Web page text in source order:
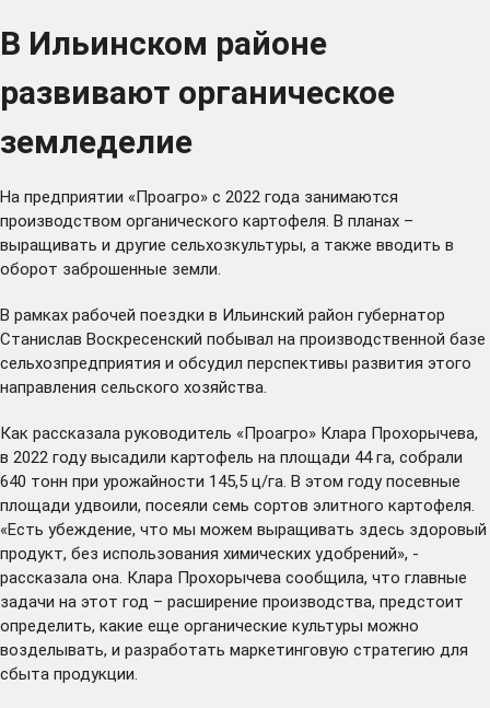
В Ильинском районе
развивают органическое
земледелие
На предприятии «Проагро» с 2022 года занимаются
производством органического картофеля. В планах –
выращивать и другие сельхозкультуры, а также вводить в
оборот заброшенные земли.
В рамках рабочей поездки в Ильинский район губернатор
Станислав Воскресенский побывал на производственной базе
сельхозпредприятия и обсудил перспективы развития этого
направления сельского хозяйства.
Как рассказала руководитель «Проагро» Клара Прохорычева,
в 2022 году высадили картофель на площади 44 га, собрали
640 тонн при урожайности 145,5 ц/га. В этом году посевные
площади удвоили, посеяли семь сортов элитного картофеля.
«Есть убеждение, что мы можем выращивать здесь здоровый
продукт, без использования химических удобрений», -
рассказала она. Клара Прохорычева сообщила, что главные
задачи на этот год – расширение производства, предстоит
определить, какие еще органические культуры можно
возделывать, и разработать маркетинговую стратегию для
сбыта продукции.